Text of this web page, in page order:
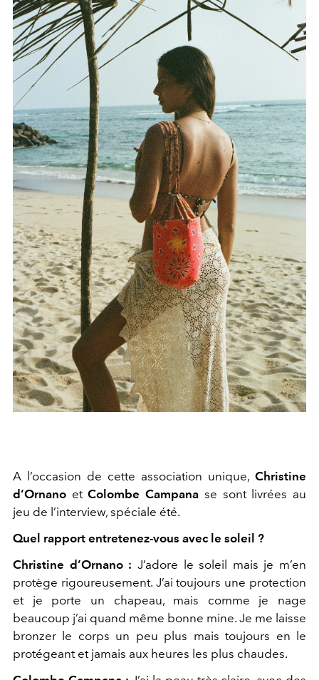
A l’occasion de cette association unique, Christine
d’Ornano etColombe Campana se sont livrées au
jeu de l’interview, spéciale été.
Quel rapport entretenez-vous avec le soleil ?
Christine d’Ornano : J’adore le soleil mais je m’en
protège rigoureusement. J’ai toujours une protection
et je porte un chapeau, mais comme je nage
beaucoup j’ai quand même bonne mine. Je me laisse
bronzer le corps un peu plus mais toujours en le
protégeant et jamais aux heures les plus chaudes.